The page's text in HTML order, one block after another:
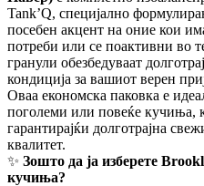
Tank’Q, специјално
посебен акцент на оние кои
потреби или се поактивни во
гранули обезбедуваат
кондиција за вашиот верен
Оваа економска паковка е
поголеми или повеќе кучиња,
гарантирајќи долготрајна
квалитет.
✨ Зошто да ја изберете
кучиња?